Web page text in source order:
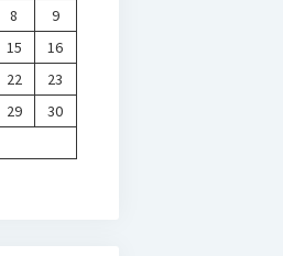
8
9
15
16
22
23
29
30